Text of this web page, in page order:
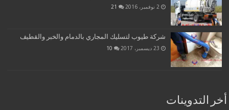
2 نوفمبر، 2016 21
شركة طيوب لتسليك المجاري بالدمام والخبر والقطيف
23 ديسمبر، 2017 10
أخر التدوينات